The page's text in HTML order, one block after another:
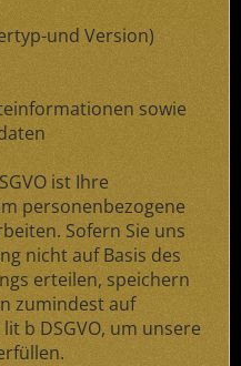
und Version)
sowie
ist Ihre
personenbezogene
Sofern Sie uns
nicht auf Basis des
erteilen, speichern
zumindest auf
b DSGVO, um unsere